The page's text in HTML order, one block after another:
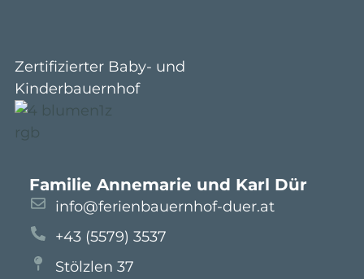
Zertifizierter Baby- und
Kinderbauernhof
Familie Annemarie und Karl Dür
info@ferienbauernhof-duer.at
+43 (5579) 3537
Stölzlen 37